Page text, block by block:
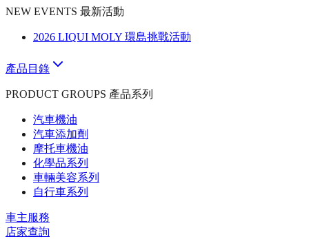
NEW EVENTS 最新活動
2026 LIQUI MOLY 環島挑戰活動
產品目錄
PRODUCT GROUPS 產品系列
汽車機油
汽車添加劑
摩托車機油
化學品系列
車輛美容系列
自行車系列
車主服務
店家查詢